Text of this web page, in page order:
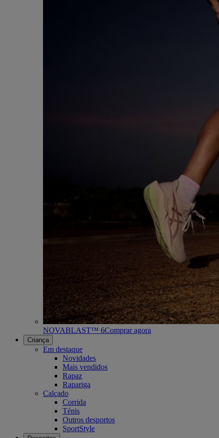
NOVABLAST™ 6Comprar agora
Criança
Em destaque
Novidades
Mais vendidos
Rapaz
Rapariga
Calçado
Corrida
Ténis
Outros desportos
SportStyle